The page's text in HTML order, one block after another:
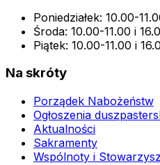
Poniedziałek: 10.00-
Środa: 10.00-11.00 i
Piątek: 10.00-11.00 i
Na skróty
Porządek Nabożeństw
Ogłoszenia
Aktualności
Sakramenty
Wspólnoty i